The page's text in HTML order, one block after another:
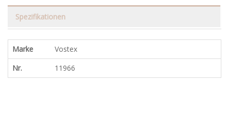
Spezifikationen
Marke
Vostex
Nr.
11966